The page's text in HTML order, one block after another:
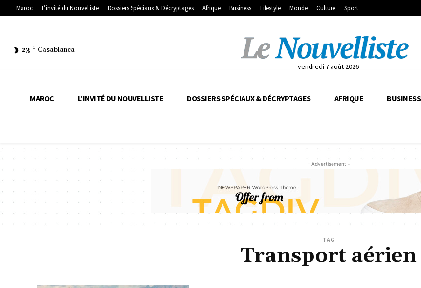
Maroc L’invité du Nouvelliste Dossiers Spéciaux & Décryptages Afrique Business Lifestyle Monde Culture Sport
23 C Casablanca
vendredi 7 août 2026
MAROC L’INVITÉ DU NOUVELLISTE DOSSIERS SPÉCIAUX & DÉCRYPTAGES AFRIQUE BUSINESS
- Advertisement -
TAG
Transport aérien